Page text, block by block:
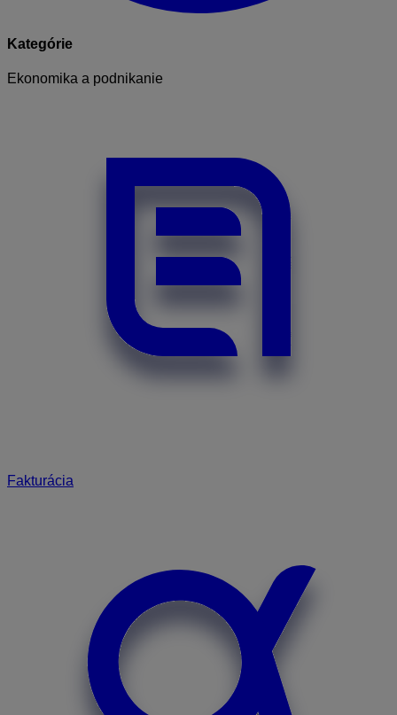
Kategórie
Ekonomika a podnikanie
Fakturácia